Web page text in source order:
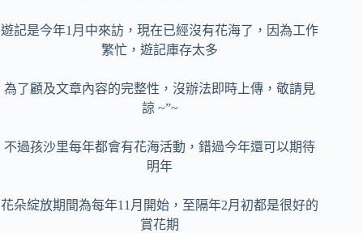
遊記是今年1月中來訪，現在已經沒有花海了，因為工作
繁忙，遊記庫存太多
為了顧及文章內容的完整性，沒辦法即時上傳，敬請見
諒 ~”~
不過孩沙里每年都會有花海活動，錯過今年還可以期待
明年
花朵綻放期間為每年11月開始，至隔年2月初都是很好的
賞花期